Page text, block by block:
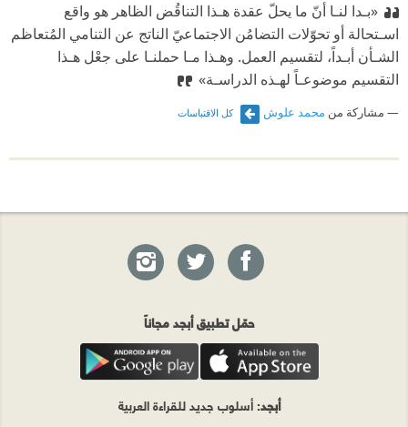
«بـدا لنـا أنّ ما يحلّ عقدة هـذا التناقُض الظاهر هو واقع
اسـتحالة أو تحوّلات التضامُن الاجتماعيّ الناتج عن التنامي المُتعاظم
الشـأن أبـداً، لتقسيم العمل. وهـذا مـا حملنـا على جعْل هـذا
التقسيم موضوعـاً لهـذه الدراسـة»
مشاركة من محمد علوش كل الاقتباسات
حمّل تطبيق أبجد مجاناً
أبجد: أسلوب جديد للقراءة العربية